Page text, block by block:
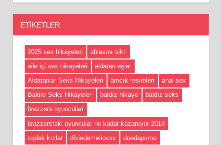
ETIKETLER
2025 sex hikayeleri
ablasını sikti
aile içi sex hikayeleri
aldatan eşler
Aldatanlar Seks Hikayeleri
amcık resimleri
anal sex
Bakire Seks Hikayeleri
baldız hikaye
baldız seks
brazzers oyunculari
brazzerstaki oyuncular ne kadar kazanıyor 2018
cıplak kızlar
dixiedamelioxxx
doedaporno